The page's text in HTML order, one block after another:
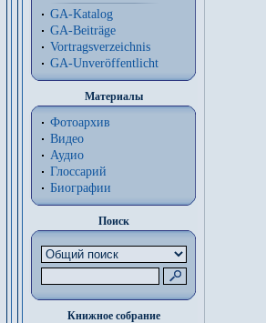
GA-Katalog
GA-Beiträge
Vortragsverzeichnis
GA-Unveröffentlicht
Материалы
Фотоархив
Видео
Аудио
Глоссарий
Биографии
Поиск
Книжное собрание